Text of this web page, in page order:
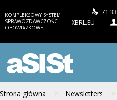
KOMPLEKSOWY SYSTEM
SPRAWOZDAWCZOŚCI
OBOWIĄZKOWEJ
71
XBRL.EU
aSISt
Strona główna > Newsletters >